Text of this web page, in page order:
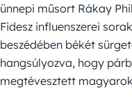
ünnepi műsort Rákay
Fidesz influenszerei
beszédében békét
hangsúlyozva, hogy
megtévesztett